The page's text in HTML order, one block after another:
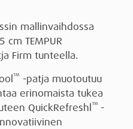
mallinvaihdossa
TEMPUR
Firm tunteella.
™ -patja muotoutuu
erinomaista tukea
QuickRefreshl™ -